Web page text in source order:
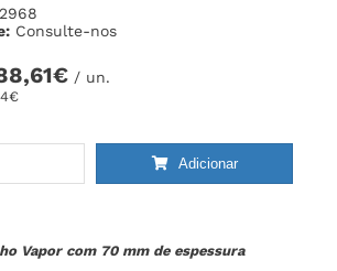
Consulte-nos
/ un.
Adicionar
Vapor com 70 mm de espessura